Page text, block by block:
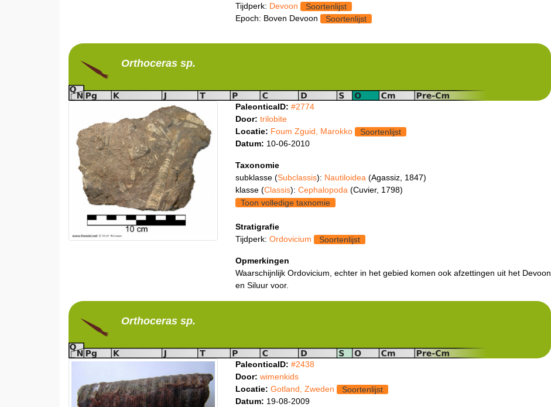
Tijdperk: Devoon
Soortenlijst
Epoch: Boven Devoon
Soortenlijst
Orthocerassp.
PaleonticaID: #2774
Door: trilobite
Locatie: Foum Zguid, Marokko
Soortenlijst
Datum: 10-06-2010
Taxonomie
subklasse (Subclassis): Nautiloidea (Agassiz, 1847)
klasse (Classis): Cephalopoda (Cuvier, 1798)
Toon volledige taxnomie
Stratigrafie
Tijdperk: Ordovicium Soortenlijst
Opmerkingen
Waarschijnlijk Ordovicium, echter in het gebied komen ook afzettingen uit het Devoon
en Siluur voor.
Orthocerassp.
PaleonticaID: #2438
Door: wimenkids
Locatie: Gotland, Zweden
Soortenlijst
Datum: 19-08-2009